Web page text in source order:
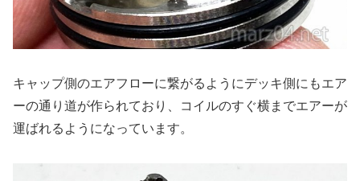
キャップ側のエアフローに繋がるようにデッキ側にもエア
ーの通り道が作られており、コイルのすぐ横までエアーが
運ばれるようになっています。